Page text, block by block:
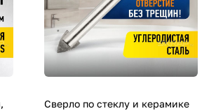
Сверло по стеклу и керамике